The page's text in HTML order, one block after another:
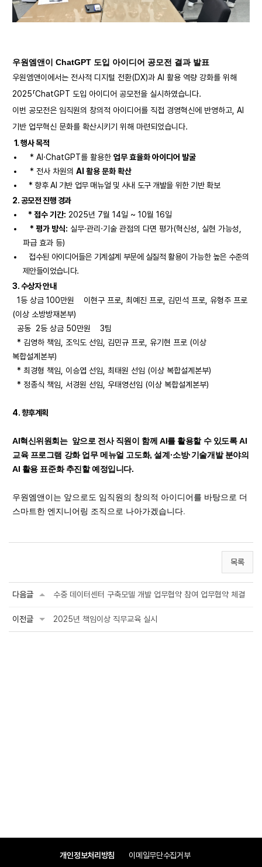
우원엠앤이 ChatGPT 도입 아이디어 공모전 결과 발표
우원엠앤이에서는 전사적 디지털 전환(DX)과 AI 활용 역량 강화를 위해
2025「ChatGPT 도입 아이디어 공모전을 실시하였습니다.
이번 공모전은 임직원의 창의적 아이디어를 직접 경영혁신에 반영하고, AI
기반 업무혁신 문화를 확산시키기 위해 마련되었습니다.
1. 행사 목적
* AI·ChatGPT를 활용한 업무 효율화 아이디어 발굴
* 전사 차원의 AI 활용 문화 확산
* 향후 AI 기반 업무 매뉴얼 및 사내 도구 개발을 위한 기반 확보
2. 공모전 진행 경과
* 접수 기간: 2025년 7월 14일 ~ 10월 16일
* 평가 방식: 실무·관리·기술 관점의 다면 평가(혁신성, 실현 가능성,
파급 효과 등)
접수된 아이디어들은 기계설계 부문에 실질적 활용이 가능한 높은 수준의
제안들이었습니다.
3. 수상자 안내
1등 상금 100만원 이현구 프로, 최예진 프로, 김민석 프로, 유형주 프로
(이상 소방방재본부)
공동 2등 상금 50만원 3팀
* 김영하 책임, 조익도 선임, 김민규 프로, 유기현 프로 (이상
복합설계본부)
* 최경형 책임, 이승엽 선임, 최태원 선임 (이상 복합설계본부)
* 정종식 책임, 서경원 선임, 우태영선임 (이상 복합설계본부)
4. 향후계획
AI혁신위원회는 앞으로 전사 직원이 함께 AI를 활용할 수 있도록 AI
교육 프로그램 강화업무 메뉴얼 고도화, 설계·소방·기술개발 분야의
AI 활용 표준화 추진할 예정입니다.
우원엠앤이는 앞으로도 임직원의 창의적 아이디어를 바탕으로 더
스마트한 엔지니어링 조직으로 나아가겠습니다.
목록
다음글 수중 데이터센터 구축모델 개발 업무협약 참여 업무협약 체결
이전글 2025년 책임이상 직무교육 실시
개인정보처리방침 이메일무단수집거부